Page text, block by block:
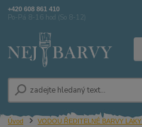
+420 608 861 410
Po-Pá 8-16 hod (So 8-12)
Úvod VODOU ŘEDITELNÉ BARVY LAKY